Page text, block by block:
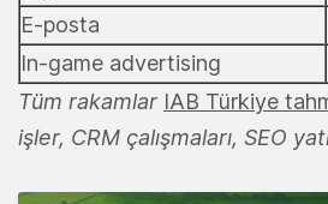
E-posta
In-game advertising
Tüm rakamlar IAB Türkiye
işler, CRM çalışmaları, SEO